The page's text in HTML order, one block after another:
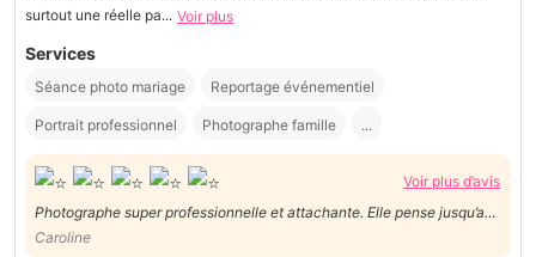
surtout une réelle pa... Voir plus
Services
Séance photo mariage Reportage événementiel
Portrait professionnel Photographe famille ...
Voir plus d’avis
Photographe super professionnelle et attachante. Elle pense jusqu’au
petit détail. Nous n’hésiterons pas à faire de nouveau appel à ses
Caroline